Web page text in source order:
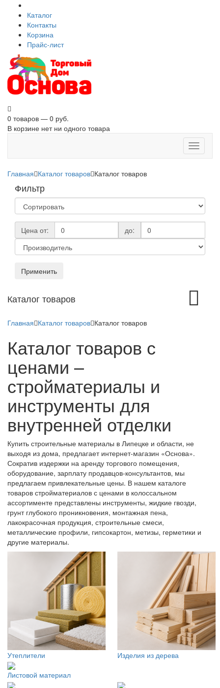
Каталог
Контакты
Корзина
Прайс-лист
0 товаров — 0 руб.
В корзине нет ни одного товара
Toggle
Главная Каталог товаров Каталог товаров
Фильтр
Цена от: до:
Применить
Каталог товаров
Toggle
navigation
Главная Каталог товаров Каталог товаров
Каталог товаров с
ценами –
стройматериалы и
инструменты для
внутренней отделки
Купить строительные материалы в Липецке и области, не
выходя из дома, предлагает интернет-магазин «Основа».
Сократив издержки на аренду торгового помещения,
оборудование, зарплату продавцов-консультантов, мы
предлагаем привлекательные цены. В нашем каталоге
товаров стройматериалов с ценами в колоссальном
ассортименте представлены инструменты, жидкие гвозди,
грунт глубокого проникновения, монтажная пена,
лакокрасочная продукция, строительные смеси,
металлические профили, гипсокартон, метизы, герметики и
другие материалы.
Утеплители Изделия из дерева
Листовой материал